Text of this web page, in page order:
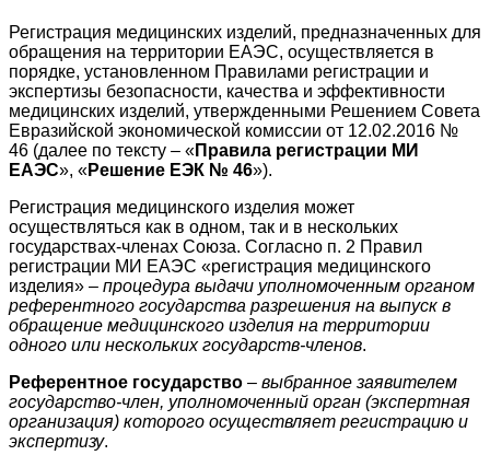
Регистрация медицинских изделий, предназначенных для
обращения на территории ЕАЭС, осуществляется в
порядке, установленном Правилами регистрации и
экспертизы безопасности, качества и эффективности
медицинских изделий, утвержденными Решением Совета
Евразийской экономической комиссии от 12.02.2016 №
46 (далее по тексту – «Правила регистрации МИ
ЕАЭС», «Решение ЕЭК № 46»).
Регистрация медицинского изделия может
осуществляться как в одном, так и в нескольких
государствах-членах Союза. Согласно п. 2 Правил
регистрации МИ ЕАЭС «регистрация медицинского
изделия» – процедура выдачи уполномоченным органом
референтного государства разрешения на выпуск в
обращение медицинского изделия на территории
одного или нескольких государств-членов.
Референтное государство – выбранное заявителем
государство-член, уполномоченный орган (экспертная
организация) которого осуществляет регистрацию и
экспертизу.